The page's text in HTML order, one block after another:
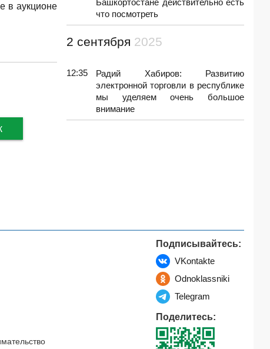
в аукционе
что посмотреть
2 сентября 2025
12:35
Радий Хабиров: Развитию
электронной торговли в республике
мы уделяем очень большое
внимание
Подписывайтесь:
VKontakte
Odnoklassniki
Telegram
Поделитесь: